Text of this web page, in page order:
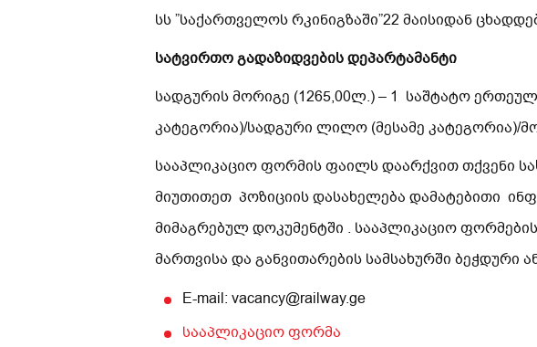
სს ”საქართველოს რკინიგზაში”22 მაისიდან
სატვირთო გადაზიდვების დეპარტამანტი
სადგურის მორიგე (1265,00ლ.) – 1 საშტატო
კატეგორია)/სადგური ლილო (მესამე კატეგორია)/
სააპლიკაციო ფორმის ფაილს დაარქვით თქვენი
მიუთითეთ პოზიციის დასახელება დამატებითი
მიმაგრებულ დოკუმენტში . სააპლიკაციო
მართვისა და განვითარების სამსახურში
E-mail: vacancy@railway.ge
სააპლიკაციო ფორმა